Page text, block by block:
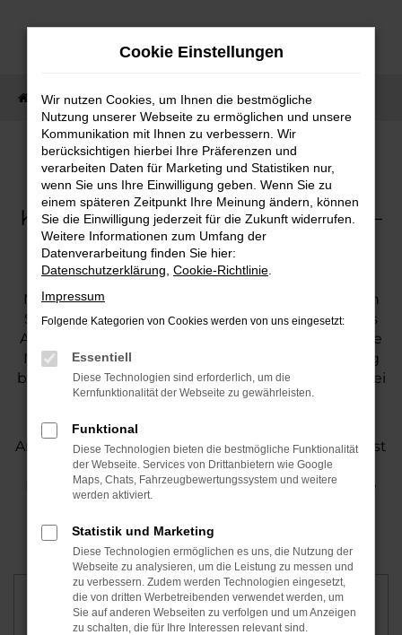
Zum
Startseite Fahrzeugankauf
Fahrzeugankauf
Kostenlose Fahrzeugbewertung –
einfach und unverbindlich.
Mit unserem Inzahlungnahme-Formular erhalten
Sie unkompliziert und kostenlos ein individuelles
Angebot für Ihren Gebrauchtwagen. Sie haben die
Möglichkeit, Ihr aktuelles Fahrzeug als Anzahlung
bei einer Finanzierung oder beim Fahrzeugkauf bei
uns einzubringen.
Bitte haben Sie Verständnis dafür, dass das
Angebot für beide Seiten unverbindlich ist und erst
nach einer persönlichen Begutachtung Ihres
Fahrzeugs verbindlich bestätigt werden kann. Je
präziser können wir Ihr Angebot gestalten.
Fahrzeugdaten
Cookie Einstellungen
Wir nutzen Cookies, um Ihnen die bestmögliche
Nutzung unserer Webseite zu ermöglichen und unsere
Kommunikation mit Ihnen zu verbessern. Wir
berücksichtigen hierbei Ihre Präferenzen und
verarbeiten Daten für Marketing und Statistiken nur,
wenn Sie uns Ihre Einwilligung geben. Wenn Sie zu
einem späteren Zeitpunkt Ihre Meinung ändern, können
Sie die Einwilligung jederzeit für die Zukunft widerrufen.
Weitere Informationen zum Umfang der
Datenverarbeitung finden Sie hier:
Datenschutzerklärung Cookie-Richtlinie
Impressum
Folgende Kategorien von Cookies werden von uns eingesetzt:
Essentiell
Diese Technologien sind erforderlich, um die
Kernfunktionalität der Webseite zu gewährleisten.
Funktional
Diese Technologien bieten die bestmögliche Funktionalität
der Webseite. Services von Drittanbietern wie Google
Maps, Chats, Fahrzeugbewertungssystem und weitere
werden aktiviert.
Statistik und Marketing
Diese Technologien ermöglichen es uns, die Nutzung der
Webseite zu analysieren, um die Leistung zu messen und
zu verbessern. Zudem werden Technologien eingesetzt,
die von dritten Werbetreibenden verwendet werden, um
Sie auf anderen Webseiten zu verfolgen und um Anzeigen
zu schalten, die für Ihre Interessen relevant sind.